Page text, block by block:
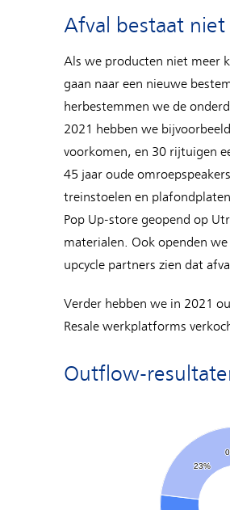
Afval bestaat niet
Als we producten niet meer
gaan naar een nieuwe
herbestemmen we de
2021 hebben we
voorkomen, en 30 rijtuigen
45 jaar oude
treinstoelen en
Pop Up-store geopend op
materialen. Ook openden
upcycle partners zien dat
Verder hebben we in 2021
Resale werkplatforms
Outflow-
23%
23%